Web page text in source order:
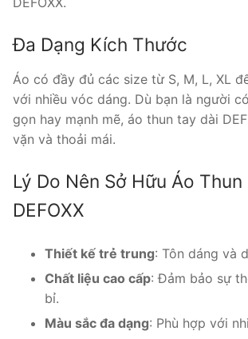
Đa Dạng Kích Thước
Áo có đầy đủ các size từ S, M, L, XL
với nhiều vóc dáng. Dù bạn là người
gọn hay mạnh mẽ, áo thun tay dài
vặn và thoải mái.
Lý Do Nên Sở Hữu Áo Thun
DEFOXX
Thiết kế trẻ trung: Tôn dáng và
Chất liệu cao cấp: Đảm bảo sự
bỉ.
Màu sắc đa dạng: Phù hợp với